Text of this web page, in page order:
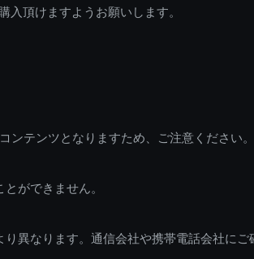
頂けますようお願いします。
ンテンツとなりますため、ご注意ください。
ができません。
異なります。通信会社や携帯電話会社に